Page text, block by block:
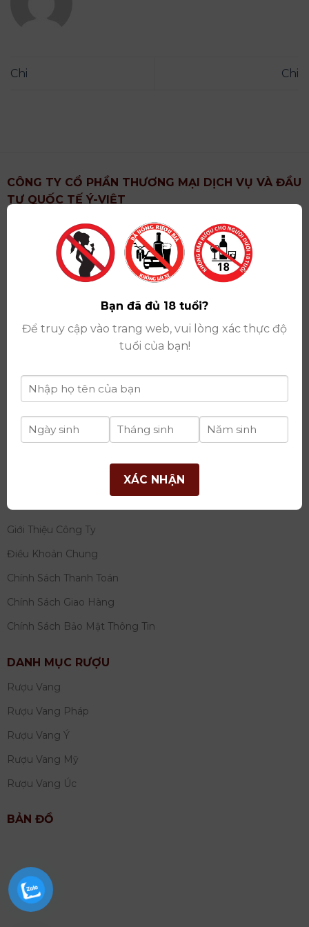
Chi Chi
CÔNG TY CỔ PHẦN THƯƠNG MẠI DỊCH VỤ VÀ ĐẦU
TƯ QUỐC TẾ Ý-VIỆT
: Khu 6, Xã Hoài Đức, Thành Phố Hà Nội
Showroom: Số 09 Phố Liễu Giai, Phường Ngọc Hà,
Thành Phố Hà Nội
Giấy ĐKKD số: 0102751615 do Sở Tài Chính Thành
Phố Hà Nội cấp lần đầu ngày 07/05/2008,đăng ký
thay đổi lần thứ 17 ngày 06/08/2025
Giấy phép Phân Phối Rượu số : 529/GP-BCT do Bộ
Công Thương cấp ngày 14/11/2022
Ngân hàng:Ngân hàng TMCP Đầu tư và phát triển
Việt Nam (BIDV)
tư quốc tế Ý-Việt
Tây Hồ, TP Hà Nội
THÔNG TIN
Giới Thiệu Công Ty
Điều Khoản Chung
Chính Sách Thanh Toán
Chính Sách Giao Hàng
Chính Sách Bảo Mật Thông Tin
DANH MỤC RƯỢU
Rượu Vang
Rượu Vang Pháp
Rượu Vang Ý
Rượu Vang Mỹ
Rượu Vang Úc
BẢN ĐỒ
Bạn đã đủ 18 tuổi?
Để truy cập vào trang web, vui lòng xác thực độ
tuổi của bạn!
XÁC NHẬN